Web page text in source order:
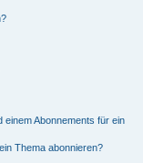
Abonnements für ein
Thema abonnieren?